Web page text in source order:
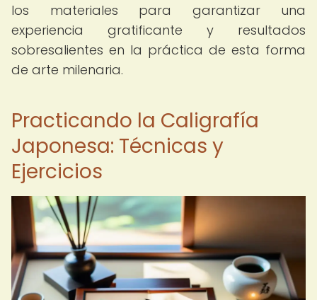
los materiales para garantizar una
experiencia gratificante y resultados
sobresalientes en la práctica de esta forma
de arte milenaria.
Practicando la Caligrafía
Japonesa: Técnicas y
Ejercicios